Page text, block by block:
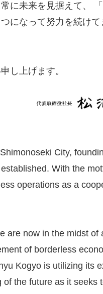
に未来を見据えて、
になって努力を続けて
し上げます。
City,
With the
operations as a
are now in the midst of
of borderless
Kogyo is utilizing its
the future as it seeks